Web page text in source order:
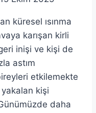
küresel ısınma
karışan kirli
inişi ve kişi de
astım
etkilemekte
yakalan kişi
daha